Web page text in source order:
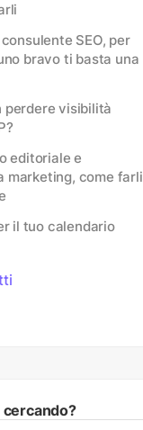
SEO, per
bravo ti basta una
perdere visibilità
editoriale e
marketing, come farli
il tuo calendario
cercando?